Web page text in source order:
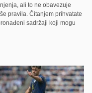
ali to ne obavezuje
pravila. Čitanjem prihvatate
sadržaji koji mogu